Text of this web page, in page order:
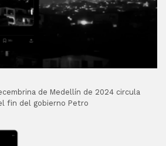
de Medellín de 2024 circula
fin del gobierno Petro